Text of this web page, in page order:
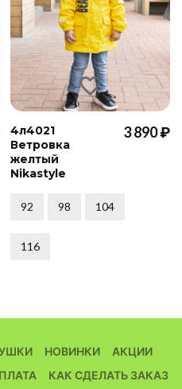
4л4021
Ветровка
желтый
Nikastyle
3 890 ₽
92 98 104
116
НОВИНКИ
АКЦИИ
КАК СДЕЛАТЬ ЗАКАЗ